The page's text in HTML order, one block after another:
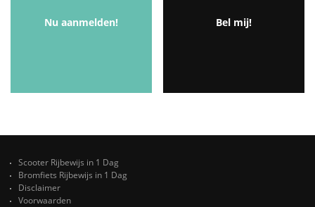
Nu aanmelden! Bel mij!
Scooter Rijbewijs in 1 Dag
Bromfiets Rijbewijs in 1 Dag
Disclaimer
Voorwaarden